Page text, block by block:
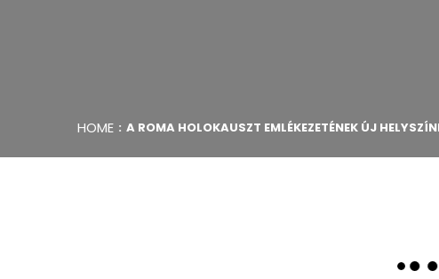
HOME A ROMA HOLOKAUSZT EMLÉKEZETÉNEK ÚJ